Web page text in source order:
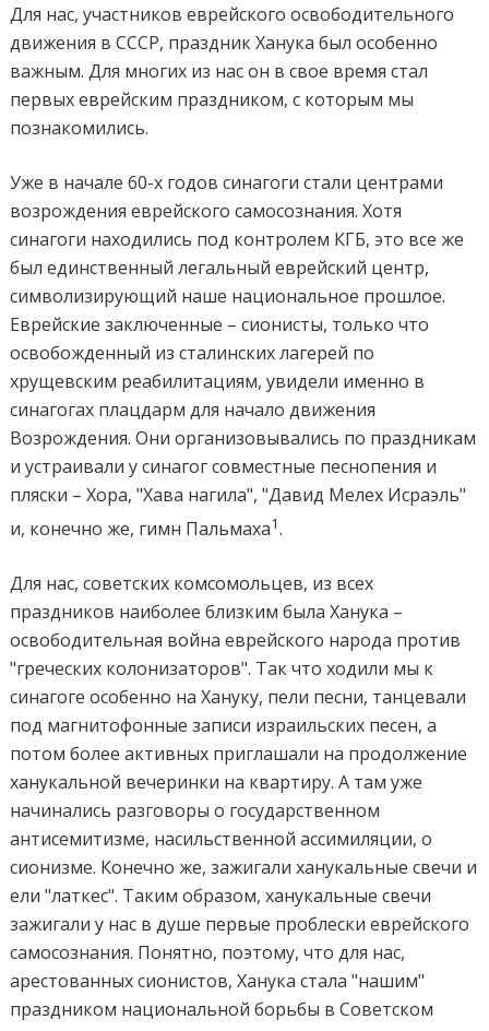
Для нас, участников еврейского освободительного
движения в СССР, праздник Ханука был особенно
важным. Для многих из нас он в свое время стал
первых еврейским праздником, с которым мы
познакомились.
Уже в начале 60-х годов синагоги стали центрами
возрождения еврейского самосознания. Хотя
синагоги находились под контролем КГБ, это все же
был единственный легальный еврейский центр,
символизирующий наше национальное прошлое.
Еврейские заключенные – сионисты, только что
освобожденный из сталинских лагерей по
хрущевским реабилитациям, увидели именно в
синагогах плацдарм для начало движения
Возрождения. Они организовывались по праздникам
и устраивали у синагог совместные песнопения и
пляски – Хора, "Хава нагила", "Давид Мелех Исраэль"
и, конечно же, гимн Пальмаха1.
Для нас, советских комсомольцев, из всех
праздников наиболее близким была Ханука –
освободительная война еврейского народа против
"греческих колонизаторов". Так что ходили мы к
синагоге особенно на Хануку, пели песни, танцевали
под магнитофонные записи израильских песен, а
потом более активных приглашали на продолжение
ханукальной вечеринки на квартиру. А там уже
начинались разговоры о государственном
антисемитизме, насильственной ассимиляции, о
сионизме. Конечно же, зажигали ханукальные свечи и
ели "латкес". Таким образом, ханукальные свечи
зажигали у нас в душе первые проблески еврейского
самосознания. Понятно, поэтому, что для нас,
арестованных сионистов, Ханука стала "нашим"
праздником национальной борьбы в Советском